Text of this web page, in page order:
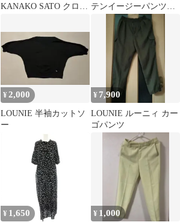
KANAKO SATO クロッ
テンイージーパンツ
サイズ40 ウエストゴム
¥ 2,000
LOUNIE 半袖カットソ
ー
¥ 7,900
LOUNIE ルーニィ カー
ゴパンツ
¥ 1,650 ¥ 1,000